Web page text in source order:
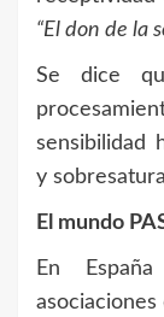
“El don de la
Se dice
sensibilidad
y
El mundo
En